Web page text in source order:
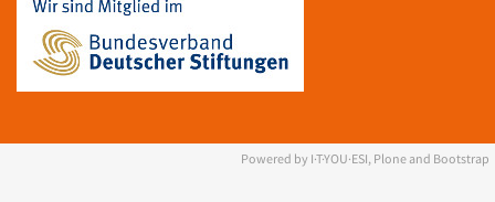
Powered by I·T·YOU·ESI, Plone and Bootstrap